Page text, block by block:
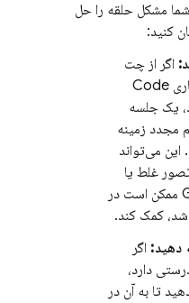
مشکل حلقه را حل
کنید:
اگر از چت
Code
یک جلسه
مجدد زمینه
می‌تواند
غلط یا
ممکن است در
کمک کند.
دهید: اگر
دارد،
تا به آن در